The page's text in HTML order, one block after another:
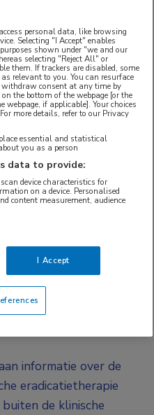
patiënten die
endoscopische
blijkt dat het risico
of de
te verwijderen laag is.
is behandeld.
Smith,
College of
tijdens Digestive
informatie over de
eradicatietherapie
de klinische
,dysplasie,
personal data, like browsing
Selecting "I Accept" enables
shown under "we and our
selecting "Reject All" or
them. If trackers are disabled, some
relevant to you. You can resurface
withdraw consent at any time by
the bottom of the webpage [or the
if applicable]. Your choices
more details, refer to our Privacy
essential and statistical
you as a person
data to provide:
device characteristics for
on a device. Personalised
content measurement, audience
I Accept